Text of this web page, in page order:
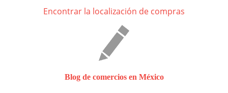
Encontrar la localización de compras
Blog de comercios en México